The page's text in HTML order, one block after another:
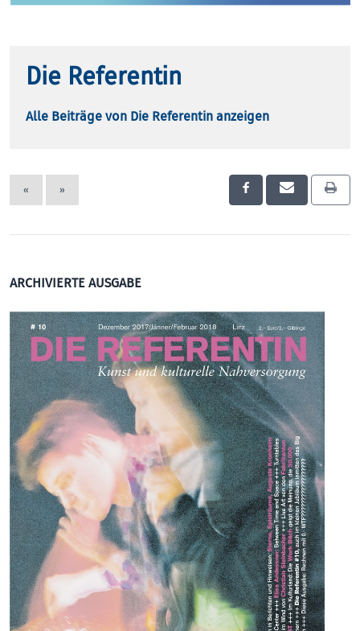
Die Referentin
Alle Beiträge von Die Referentin anzeigen
« »
ARCHIVIERTE AUSGABE